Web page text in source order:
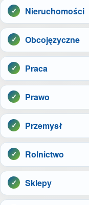
Nieruchomości
Obcojęzyczne
Praca
Prawo
Przemysł
Rolnictwo
Sklepy